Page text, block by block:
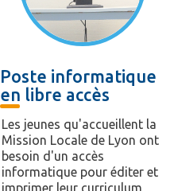
Poste informatique
en libre accès
Les jeunes qu'accueillent la
Mission Locale de Lyon ont
besoin d'un accès
informatique pour éditer et
imprimer leur curriculum